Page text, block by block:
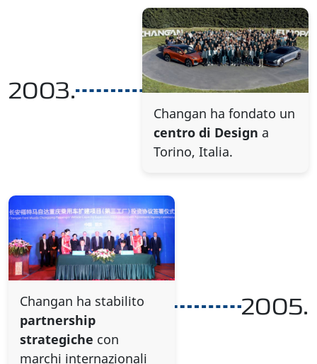
2003.
Changan ha fondato un
centro di Design a
Torino, Italia.
2005.
Changan ha stabilito
partnership
strategiche con
marchi internazionali